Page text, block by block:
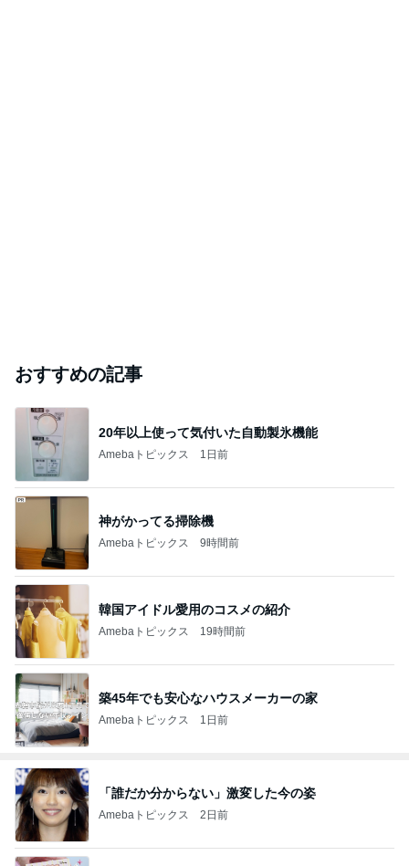
おすすめの記事
20年以上使って気付いた自動製氷機能
Amebaトピックス 1日前
神がかってる掃除機
Amebaトピックス 9時間前
韓国アイドル愛用のコスメの紹介
Amebaトピックス 19時間前
築45年でも安心なハウスメーカーの家
Amebaトピックス 1日前
「誰だか分からない」激変した今の姿
Amebaトピックス 2日前